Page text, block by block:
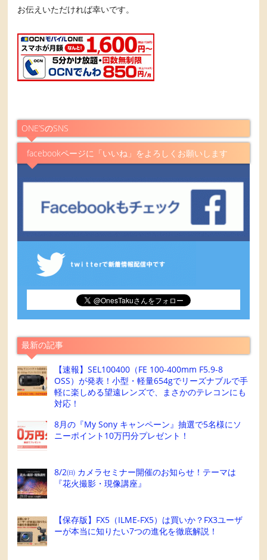
お伝えいただければ幸いです。
ONE’SのSNS
facebookページに「いいね」をよろしくお願いします
最新の記事
【速報】SEL100400（FE 100-400mm F5.9-8
OSS）が発表！小型・軽量654gでリーズナブルで手
軽に楽しめる望遠レンズで、まさかのテレコンにも
対応！
8月の『My Sony キャンペーン』抽選で5名様にソ
ニーポイント10万円分プレゼント！
8/2㈰ カメラセミナー開催のお知らせ！テーマは
『花火撮影・現像講座』
【保存版】FX5（ILME-FX5）は買いか？FX3ユーザ
ーが本当に知りたい7つの進化を徹底解説！